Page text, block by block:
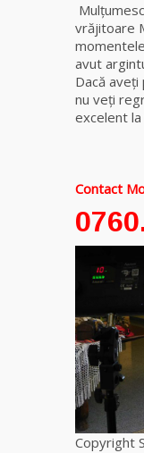
vrăjitoare
avut
Dacă
nu veţi
excelent
Contact
Copyright